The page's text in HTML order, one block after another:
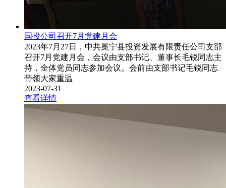
国投公司召开7月党建月会
2023年7月27日，中共冕宁县投资发展有限责任公司支部
召开7月党建月会，会议由支部书记、董事长毛锐同志主
持，全体党员同志参加会议。会前由支部书记毛锐同志
带领大家重温
2023-07-31
查看详情